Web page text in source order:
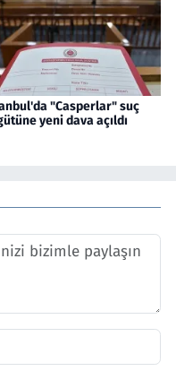
"Casperlar" suç
yeni dava açıldı